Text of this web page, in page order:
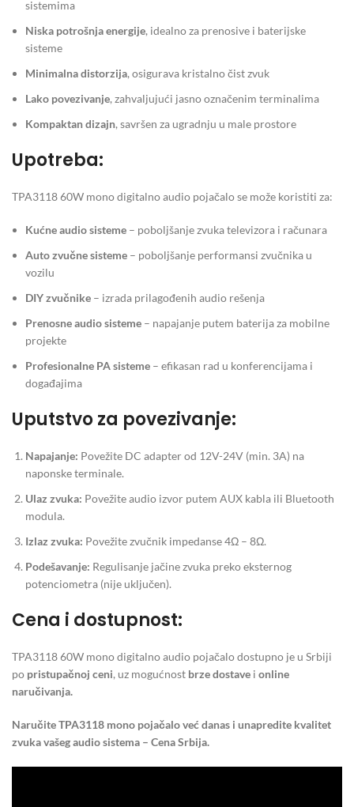
sistemima
Niska potrošnja energije, idealno za prenosive i baterijske
sisteme
Minimalna distorzija, osigurava kristalno čist zvuk
Lako povezivanje, zahvaljujući jasno označenim terminalima
Kompaktan dizajn, savršen za ugradnju u male prostore
Upotreba:
TPA3118 60W mono digitalno audio pojačalo se može koristiti za:
Kućne audio sisteme – poboljšanje zvuka televizora i računara
Auto zvučne sisteme – poboljšanje performansi zvučnika u
vozilu
DIY zvučnike – izrada prilagođenih audio rešenja
Prenosne audio sisteme – napajanje putem baterija za mobilne
projekte
Profesionalne PA sisteme – efikasan rad u konferencijama i
događajima
Uputstvo za povezivanje:
Napajanje: Povežite DC adapter od 12V-24V (min. 3A) na
naponske terminale.
Ulaz zvuka: Povežite audio izvor putem AUX kabla ili Bluetooth
modula.
Izlaz zvuka: Povežite zvučnik impedanse 4Ω – 8Ω.
Podešavanje: Regulisanje jačine zvuka preko eksternog
potenciometra (nije uključen).
Cena i dostupnost:
TPA3118 60W mono digitalno audio pojačalo dostupno je u Srbiji
po pristupačnoj ceni, uz mogućnost brze dostave i online
naručivanja.
Naručite TPA3118 mono pojačalo već danas i unapredite kvalitet
zvuka vašeg audio sistema – Cena Srbija.